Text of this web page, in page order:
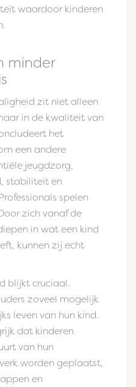
waardoor kinderen
minder
zit niet alleen
in de kwaliteit van
het
een andere
jeugdzorg,
stabiliteit en
spelen
zich vanaf de
in wat een kind
kunnen zij echt
blijkt cruciaal.
zoveel mogelijk
leven van hun kind.
dat kinderen
van hun
worden geplaatst,
en